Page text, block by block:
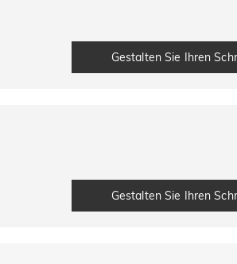
Gestalten Sie Ihren
Gestalten Sie Ihren